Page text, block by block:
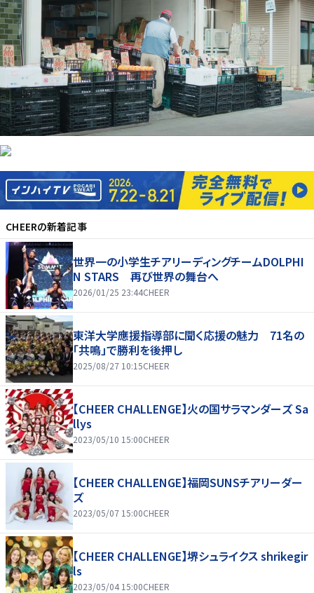
CHEERの新着記事
世界一の小学生チアリーディングチームDOLPHI
N STARS 再び世界の舞台へ
2026/01/25 23:44CHEER
東洋大学應援指導部に聞く応援の魅力 71名の
「共鳴」で勝利を後押し
2025/08/27 10:15CHEER
【CHEER CHALLENGE】火の国サラマンダーズ Sa
llys
2023/05/10 15:00CHEER
【CHEER CHALLENGE】福岡SUNSチアリーダー
ズ
2023/05/07 15:00CHEER
【CHEER CHALLENGE】堺シュライクス shrikegir
ls
2023/05/04 15:00CHEER